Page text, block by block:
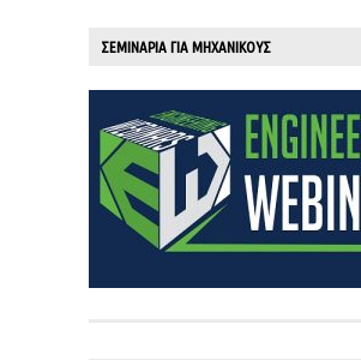
ΣΕΜΙΝΑΡΙΑ ΓΙΑ ΜΗΧΑΝΙΚΟΥΣ